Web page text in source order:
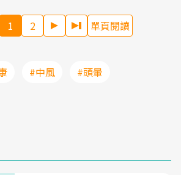
1 2 單頁閱讀
#中風
#頭暈